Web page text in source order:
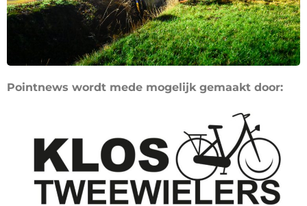
Pointnews wordt mede mogelijk gemaakt door: